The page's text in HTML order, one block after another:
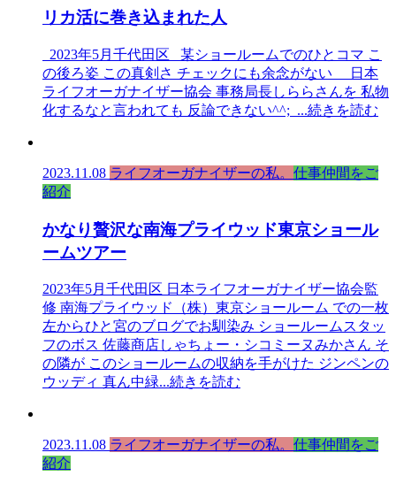
リカ活に巻き込まれた人
2023年5月千代田区 某ショールームでのひとコマ こ
の後ろ姿 この真剣さ チェックにも余念がない 日本
ライフオーガナイザー協会 事務局長しららさんを 私物
化するなと言われても 反論できない^^; ...続きを読む
2023.11.08 ライフオーガナイザーの私。 仕事仲間をご
紹介
かなり贅沢な南海プライウッド東京ショール
ームツアー
2023年5月千代田区 日本ライフオーガナイザー協会監
修 南海プライウッド（株）東京ショールーム での一枚
左からひと宮のブログでお馴染み ショールームスタッ
フのボス 佐藤商店しゃちょー・シコミーヌみかさん そ
の隣が このショールームの収納を手がけた ジンペンの
ウッディ 真ん中緑...続きを読む
2023.11.08 ライフオーガナイザーの私。 仕事仲間をご
紹介